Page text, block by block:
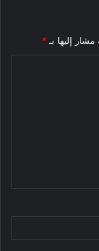
قضايا
مشار إليها بـ *